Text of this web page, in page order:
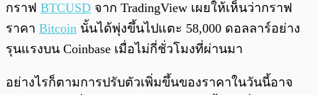
กราฟ BTCUSD จาก TradingView เผยให้เห็นว่ากราฟ
ราคา Bitcoin นั้นได้พุ่งขึ้นไปแตะ 58,000 ดอลลาร์อย่าง
รุนแรงบน Coinbase เมื่อไม่กี่ชั่วโมงที่ผ่านมา
อย่างไรก็ตามการปรับตัวเพิ่มขึ้นของราคาในวันนี้อาจ